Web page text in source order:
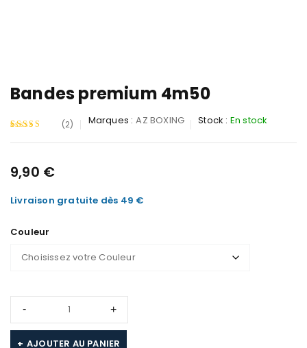
Bandes premium 4m50
Noté
sur
2
(2) Marques : AZ BOXING Stock : En stock
9,90 €
Livraison gratuite dès 49 €
Couleur
AJOUTER AU PANIER